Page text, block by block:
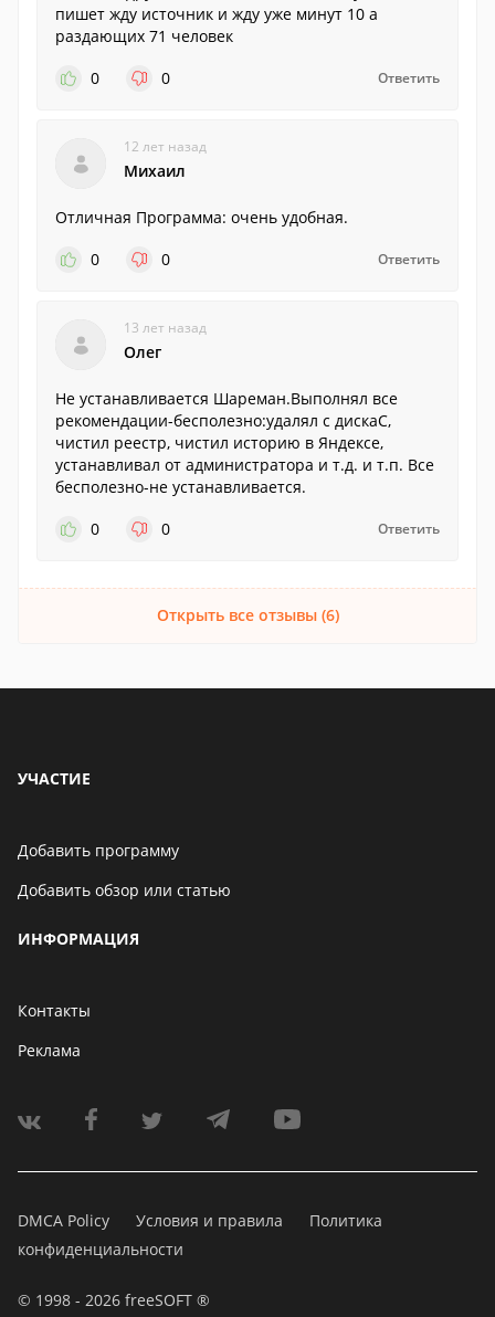
пишет жду источник и жду уже минут 10 а
раздающих 71 человек
0
0 Ответить
12 лет назад
Михаил
Отличная Программа: очень удобная.
0
0 Ответить
13 лет назад
Олег
Не устанавливается Шареман.Выполнял все
рекомендации-бесполезно:удалял с дискаС,
чистил реестр, чистил историю в Яндексе,
устанавливал от администратора и т.д. и т.п. Все
бесполезно-не устанавливается.
0
0 Ответить
Открыть все отзывы (6)
УЧАСТИЕ
Добавить программу
Добавить обзор или статью
ИНФОРМАЦИЯ
Контакты
Реклама
DMCA Policy Условия и правила
Политика
конфиденциальности
© 1998 - 2026 freeSOFT ®